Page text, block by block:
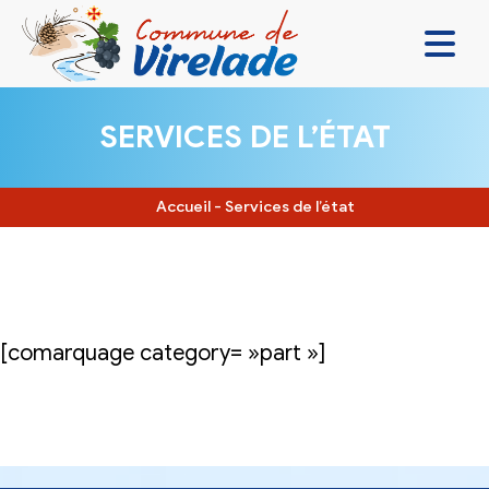
VIVRE ENSEMBLE
SE DIVERTIR
SERVICES DE L’ÉTAT
Accueil - Services de l’état
[comarquage category= »part »]